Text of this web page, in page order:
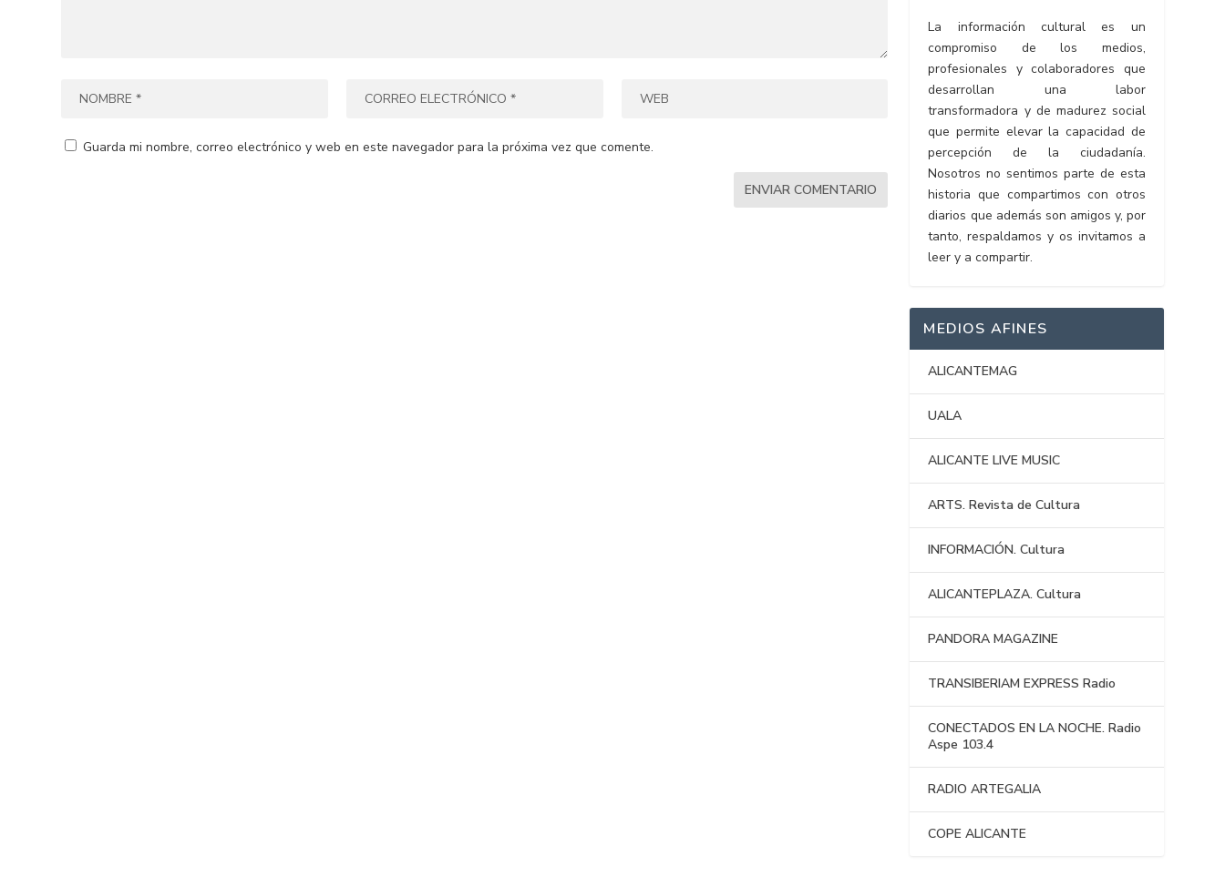
Guarda mi nombre, correo electrónico y web en este navegador para la próxima vez que comente.
La información cultural es un
compromiso de los medios,
profesionales y colaboradores que
desarrollan una labor
transformadora y de madurez social
que permite elevar la capacidad de
percepción de la ciudadanía.
Nosotros no sentimos parte de esta
historia que compartimos con otros
diarios que además son amigos y, por
tanto, respaldamos y os invitamos a
leer y a compartir.
MEDIOS AFINES
ALICANTEMAG
UALA
ALICANTE LIVE MUSIC
ARTS. Revista de Cultura
INFORMACIÓN. Cultura
ALICANTEPLAZA. Cultura
PANDORA MAGAZINE
TRANSIBERIAM EXPRESS Radio
CONECTADOS EN LA NOCHE. Radio
Aspe 103.4
RADIO ARTEGALIA
COPE ALICANTE